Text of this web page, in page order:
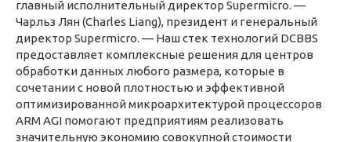
главный исполнительный директор Supermicro. —
Чарльз Лян (Charles Liang), президент и генеральный
директор Supermicro. — Наш стек технологий DCBBS
предоставляет комплексные решения для центров
обработки данных любого размера, которые в
сочетании с новой плотностью и эффективной
оптимизированной микроархитектурой процессоров
ARM AGI помогают предприятиям реализовать
значительную экономию совокупной стоимости